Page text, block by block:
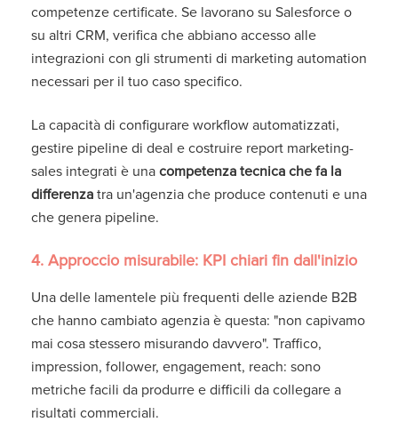
competenze certificate. Se lavorano su Salesforce o
su altri CRM, verifica che abbiano accesso alle
integrazioni con gli strumenti di marketing automation
necessari per il tuo caso specifico.
La capacità di configurare workflow automatizzati,
gestire pipeline di deal e costruire report marketing-
sales integrati è una competenza tecnica che fa la
differenza tra un'agenzia che produce contenuti e una
che genera pipeline.
4. Approccio misurabile: KPI chiari fin dall'inizio
Una delle lamentele più frequenti delle aziende B2B
che hanno cambiato agenzia è questa: "non capivamo
mai cosa stessero misurando davvero". Traffico,
impression, follower, engagement, reach: sono
metriche facili da produrre e difficili da collegare a
risultati commerciali.